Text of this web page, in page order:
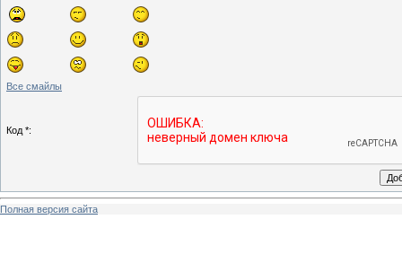
Все смайлы
Код *:
Полная версия сайта